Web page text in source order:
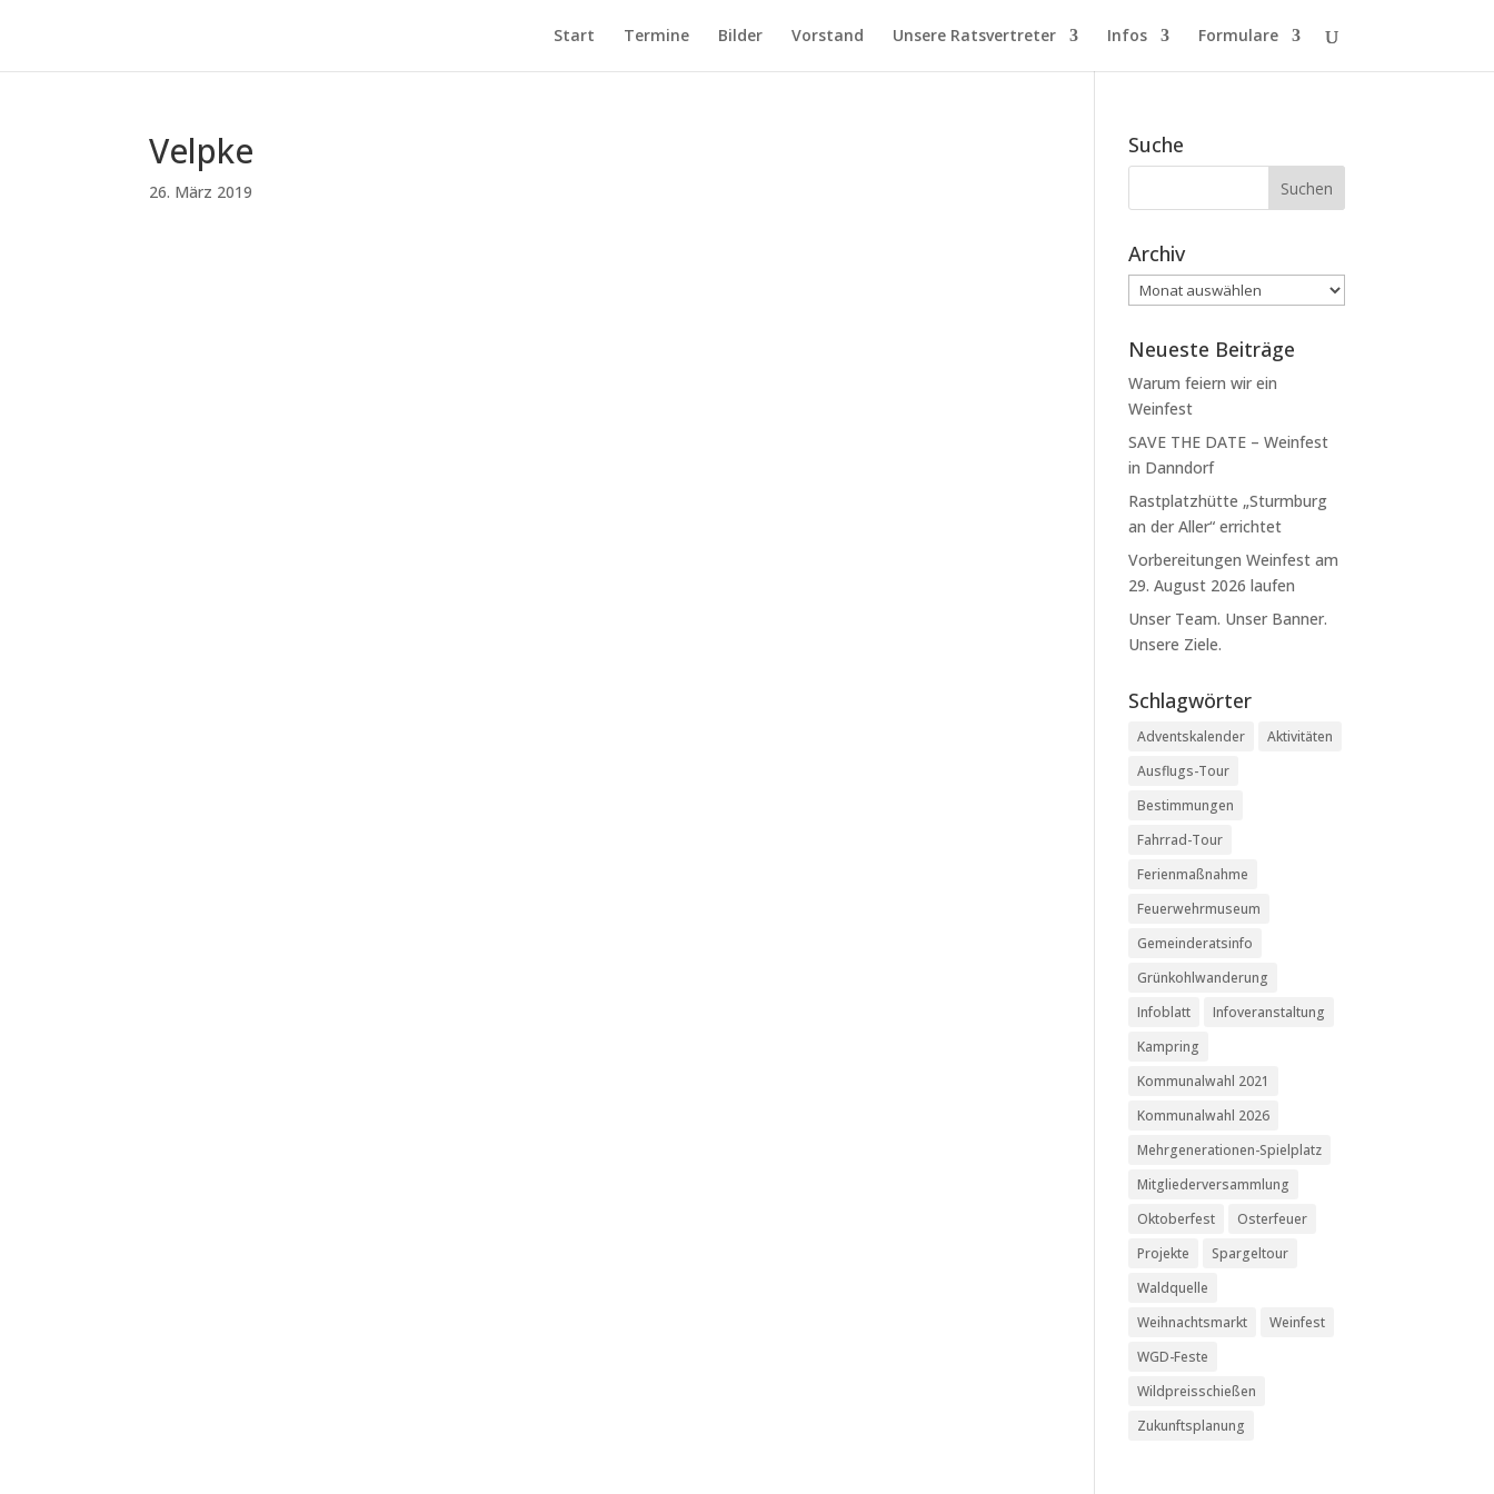
Start Termine Bilder Vorstand Unsere Ratsvertreter Infos Formulare
Velpke
26. März 2019
Suche
Archiv
Archiv
Neueste Beiträge
Warum feiern wir ein
Weinfest
SAVE THE DATE – Weinfest
in Danndorf
Rastplatzhütte „Sturmburg
an der Aller“ errichtet
Vorbereitungen Weinfest am
29. August 2026 laufen
Unser Team. Unser Banner.
Unsere Ziele.
Schlagwörter
Adventskalender
Aktivitäten
Ausflugs-Tour
Bestimmungen
Fahrrad-Tour
Ferienmaßnahme
Feuerwehrmuseum
Gemeinderatsinfo
Grünkohlwanderung
Infoblatt
Infoveranstaltung
Kampring
Kommunalwahl 2021
Kommunalwahl 2026
Mehrgenerationen-Spielplatz
Mitgliederversammlung
Oktoberfest
Osterfeuer
Projekte
Spargeltour
Waldquelle
Weihnachtsmarkt
Weinfest
WGD-Feste
Wildpreisschießen
Zukunftsplanung